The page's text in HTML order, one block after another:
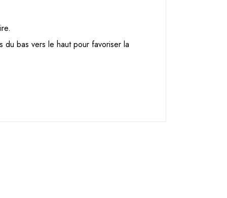
du bas vers le haut pour favoriser la